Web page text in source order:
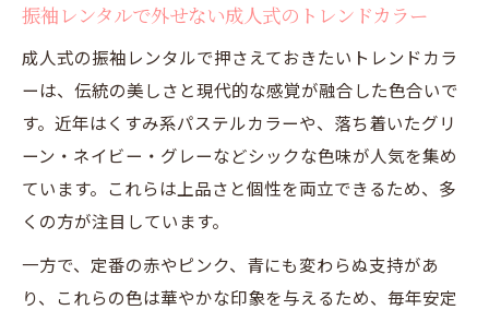
振袖レンタルで外せない成人式のトレンドカラー
成人式の振袖レンタルで押さえておきたいトレンドカラ
ーは、伝統の美しさと現代的な感覚が融合した色合いで
す。近年はくすみ系パステルカラーや、落ち着いたグリ
ーン・ネイビー・グレーなどシックな色味が人気を集め
ています。これらは上品さと個性を両立できるため、多
くの方が注目しています。
一方で、定番の赤やピンク、青にも変わらぬ支持があ
り、これらの色は華やかな印象を与えるため、毎年安定